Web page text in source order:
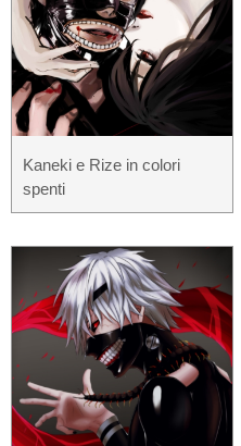
Kaneki e Rize in colori
spenti